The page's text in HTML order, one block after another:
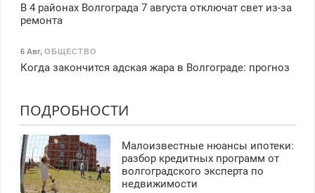
В 4 районах Волгограда 7 августа отключат свет из-за
ремонта
6 Авг, ОБЩЕСТВО
Когда закончится адская жара в Волгограде: прогноз
ПОДРОБНОСТИ
Малоизвестные нюансы ипотеки:
разбор кредитных программ от
волгоградского эксперта по
недвижимости